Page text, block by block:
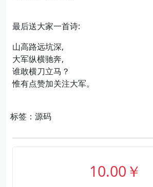
最后送大家一首诗:
山高路远坑深,
大军纵横驰奔,
谁敢横刀立马？
惟有点赞加关注大军。
标签：源码
10.00￥